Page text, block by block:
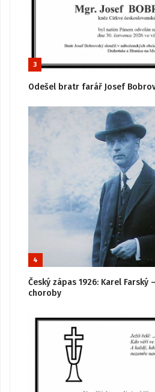
3
Odešel bratr farář Josef
4
Český zápas 1926: Karel Farský
choroby